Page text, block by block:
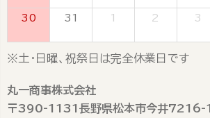
30 31 1 2 3
※土・日曜、祝祭日は完全休業日です
丸一商事株式会社
〒390-1131長野県松本市今井7216-1